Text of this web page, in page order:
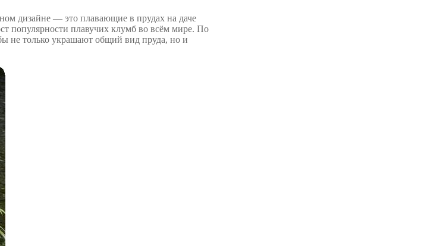
дизайне — это плавающие в прудах на даче
популярности плавучих клумб во всём мире. По
не только украшают общий вид пруда, но и